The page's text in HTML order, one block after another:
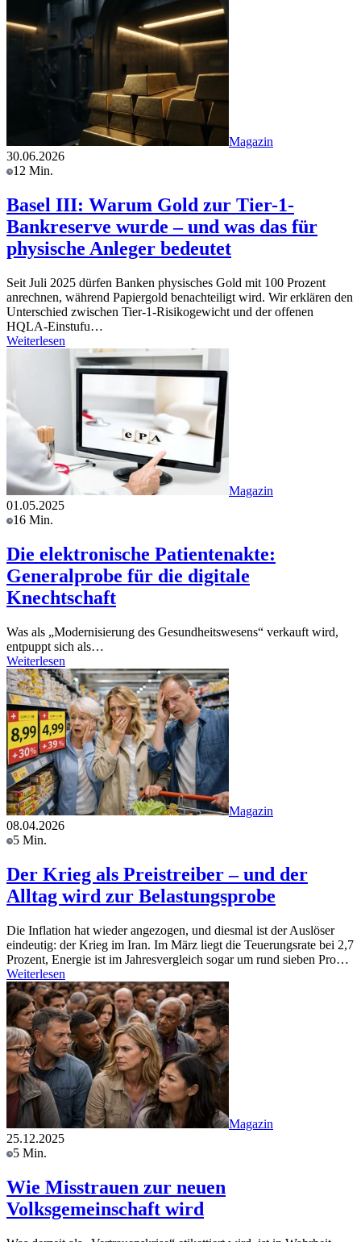
Magazin
30.06.2026
12 Min.
Basel III: Warum Gold zur Tier-1-
Bankreserve wurde – und was das für
physische Anleger bedeutet
Seit Juli 2025 dürfen Banken physisches Gold mit 100 Prozent
anrechnen, während Papiergold benachteiligt wird. Wir erklären den
Unterschied zwischen Tier-1-Risikogewicht und der offenen
HQLA-Einstufu…
Weiterlesen
Magazin
01.05.2025
16 Min.
Die elektronische Patientenakte:
Generalprobe für die digitale
Knechtschaft
Was als „Modernisierung des Gesundheitswesens“ verkauft wird,
entpuppt sich als…
Weiterlesen
Magazin
08.04.2026
5 Min.
Der Krieg als Preistreiber – und der
Alltag wird zur Belastungsprobe
Die Inflation hat wieder angezogen, und diesmal ist der Auslöser
eindeutig: der Krieg im Iran. Im März liegt die Teuerungsrate bei 2,7
Prozent, Energie ist im Jahresvergleich sogar um rund sieben Pro…
Weiterlesen
Magazin
25.12.2025
5 Min.
Wie Misstrauen zur neuen
Volksgemeinschaft wird